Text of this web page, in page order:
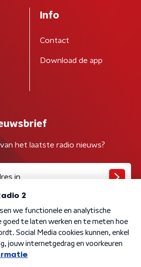
Info
Contact
Download de app
het laatste radio nieuws?